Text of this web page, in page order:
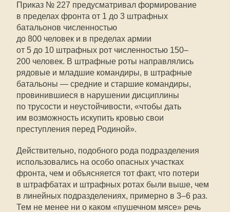
Приказ № 227 предусматривал формирование
в пределах фронта от 1 до 3 штрафных
батальонов численностью
до 800 человек и в пределах армии
от 5 до 10 штрафных рот численностью 150–
200 человек. В штрафные роты направлялись
рядовые и младшие командиры, в штрафные
батальоны — средние и старшие командиры,
провинившиеся в нарушении дисциплины
по трусости и неустойчивости, «чтобы дать
им возможность искупить кровью свои
преступления перед Родиной».
Действительно, подобного рода подразделения
использовались на особо опасных участках
фронта, чем и объясняется тот факт, что потери
в штрафбатах и штрафных ротах были выше, чем
в линейных подразделениях, примерно в 3–6 раз.
Тем не менее ни о каком «пушечном мясе» речь